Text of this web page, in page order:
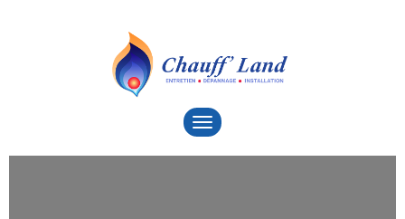
Toggle
navigation